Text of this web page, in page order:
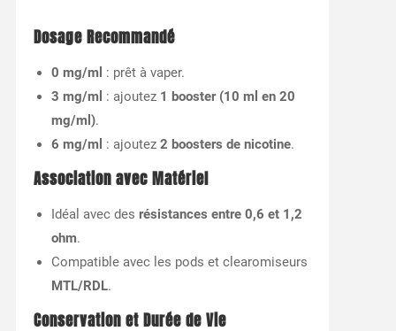
Dosage Recommandé
0 mg/ml : prêt à vaper.
3 mg/ml : ajoutez 1 booster (10 ml en 20
mg/ml).
6 mg/ml : ajoutez 2 boosters de nicotine.
Association avec Matériel
Idéal avec des résistances entre 0,6 et 1,2
ohm.
Compatible avec les pods et clearomiseurs
MTL/RDL.
Conservation et Durée de Vie